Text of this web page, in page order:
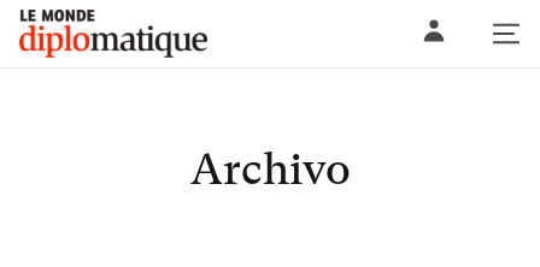
Skip
content
Le monde diplomatique
Archivo